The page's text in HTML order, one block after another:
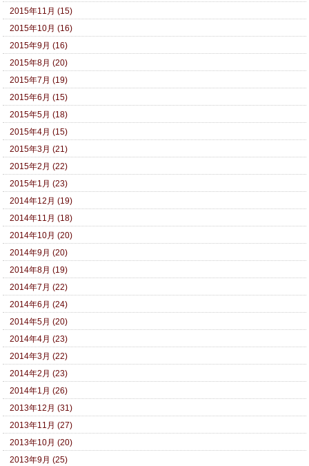
2015年11月 (15)
2015年10月 (16)
2015年9月 (16)
2015年8月 (20)
2015年7月 (19)
2015年6月 (15)
2015年5月 (18)
2015年4月 (15)
2015年3月 (21)
2015年2月 (22)
2015年1月 (23)
2014年12月 (19)
2014年11月 (18)
2014年10月 (20)
2014年9月 (20)
2014年8月 (19)
2014年7月 (22)
2014年6月 (24)
2014年5月 (20)
2014年4月 (23)
2014年3月 (22)
2014年2月 (23)
2014年1月 (26)
2013年12月 (31)
2013年11月 (27)
2013年10月 (20)
2013年9月 (25)